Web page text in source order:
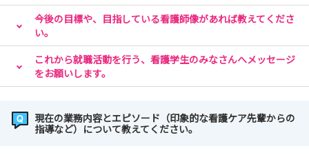
今後の目標や、目指している看護師像があれば教えてくださ
い。
これから就職活動を行う、看護学生のみなさんへメッセージ
をお願いします。
現在の業務内容とエピソード（印象的な看護ケア先輩からの
指導など）について教えてください。